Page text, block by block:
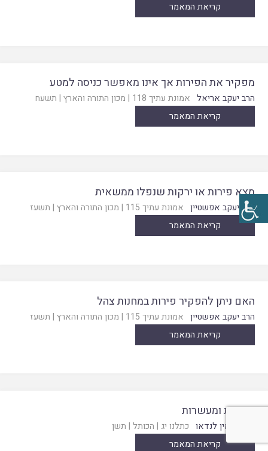
קריאת המאמר
מפקיר את הפירות אך אינו מאפשר כניסה למטע
הרב יעקב אריאל אמונת עתיך 118 | מכון התורה והארץ | תשעח
קריאת המאמר
מצא פירות או ירקות שנפלו ממשאית
הרב יעקב אפשטיין אמונת עתיך 115 | מכון התורה והארץ | תשעז
קריאת המאמר
האם ניתן להפקיר פירות במחנות צהל
הרב יעקב אפשטיין אמונת עתיך 115 | מכון התורה והארץ | תשעז
קריאת המאמר
תרומות ומעשרות
הרב בנימין לנדאו כתלנו יג | הכותל | תשן
קריאת המאמר